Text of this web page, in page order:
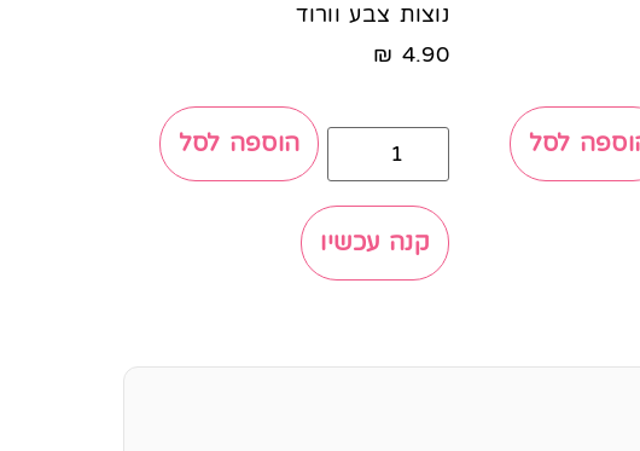
לסל
נוצות צבע וורוד
4.90
₪
הוספה לסל
קנה עכשיו